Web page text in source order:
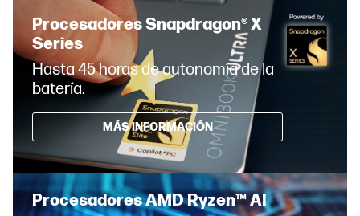
Procesadores Snapdragon® X
Series
Hasta 45 horas de autonomía de la
batería.
MÁS INFORMACIÓN
Procesadores AMD Ryzen™ AI